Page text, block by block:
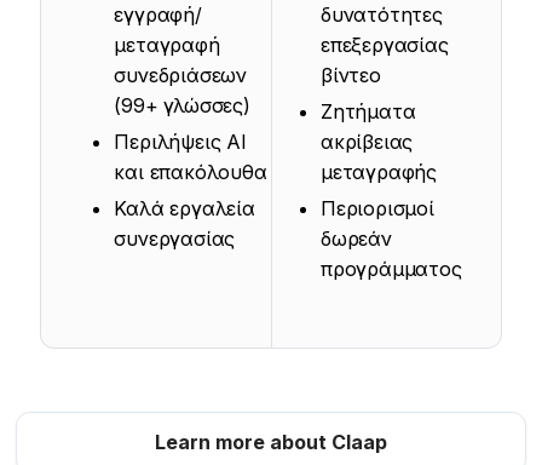
εγγραφή/
μεταγραφή
συνεδριάσεων
(99+ γλώσσες)
Περιλήψεις AI
και επακόλουθα
Καλά εργαλεία
συνεργασίας
δυνατότητες
επεξεργασίας
βίντεο
Ζητήματα
ακρίβειας
μεταγραφής
Περιορισμοί
δωρεάν
προγράμματος
Learn more about Claap